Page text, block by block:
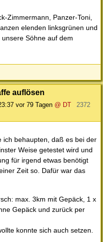
Zimmermann, Panzer-Toni,
elenden linksgrünen und
Söhne auf dem
auflösen
vor 79 Tagen @ DT
2372
ich behaupten, daß es bei der
Weise getestet wird und
für irgend etwas benötigt
Zeit so. Dafür war das
max. 3km mit Gepäck, 1 x
Gepäck und zurück per
konnte sich auch setzen.